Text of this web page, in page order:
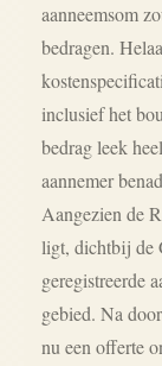
aanneemsom
bedragen.
inclusief het
bedrag leek
aannemer
Aangezien de
ligt, dichtbij de
geregistreerde
gebied. Na
nu een offerte